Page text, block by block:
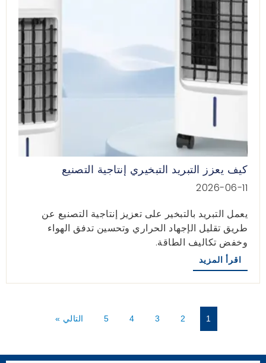
كيف يعزز التبريد التبخيري إنتاجية التصنيع
2026-06-11
يعمل التبريد بالتبخير على تعزيز إنتاجية التصنيع عن
طريق تقليل الإجهاد الحراري وتحسين تدفق الهواء
وخفض تكاليف الطاقة.
اقرأ المزيد
1
2
3
4
5 التالي »